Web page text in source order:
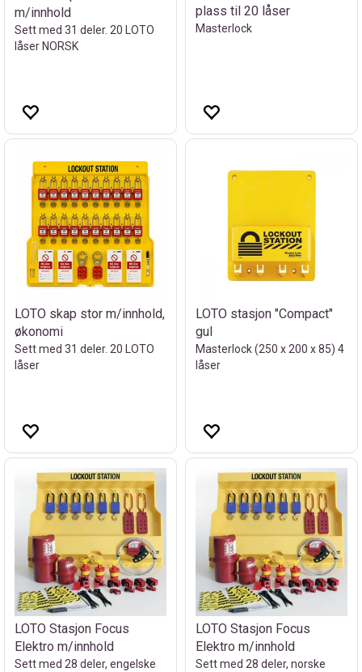
m/innhold
Sett med 31 deler. 20 LOTO
låser NORSK
plass til 20 låser
Masterlock
LOTO skap stor m/innhold,
økonomi
Sett med 31 deler. 20 LOTO
låser
LOTO stasjon "Compact"
gul
Masterlock (250 x 200 x 85) 4
låser
LOTO Stasjon Focus
Elektro m/innhold
Sett med 28 deler, engelske
LOTO Stasjon Focus
Elektro m/innhold
Sett med 28 deler, norske